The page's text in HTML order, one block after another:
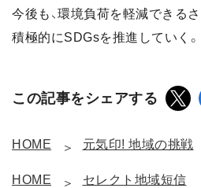
今後も、環境負荷を軽減できる
積極的にSDGsを推進していく。
この記事をシェアする
HOME 元気印! 地域の挑戦
HOME セレクト地域短信